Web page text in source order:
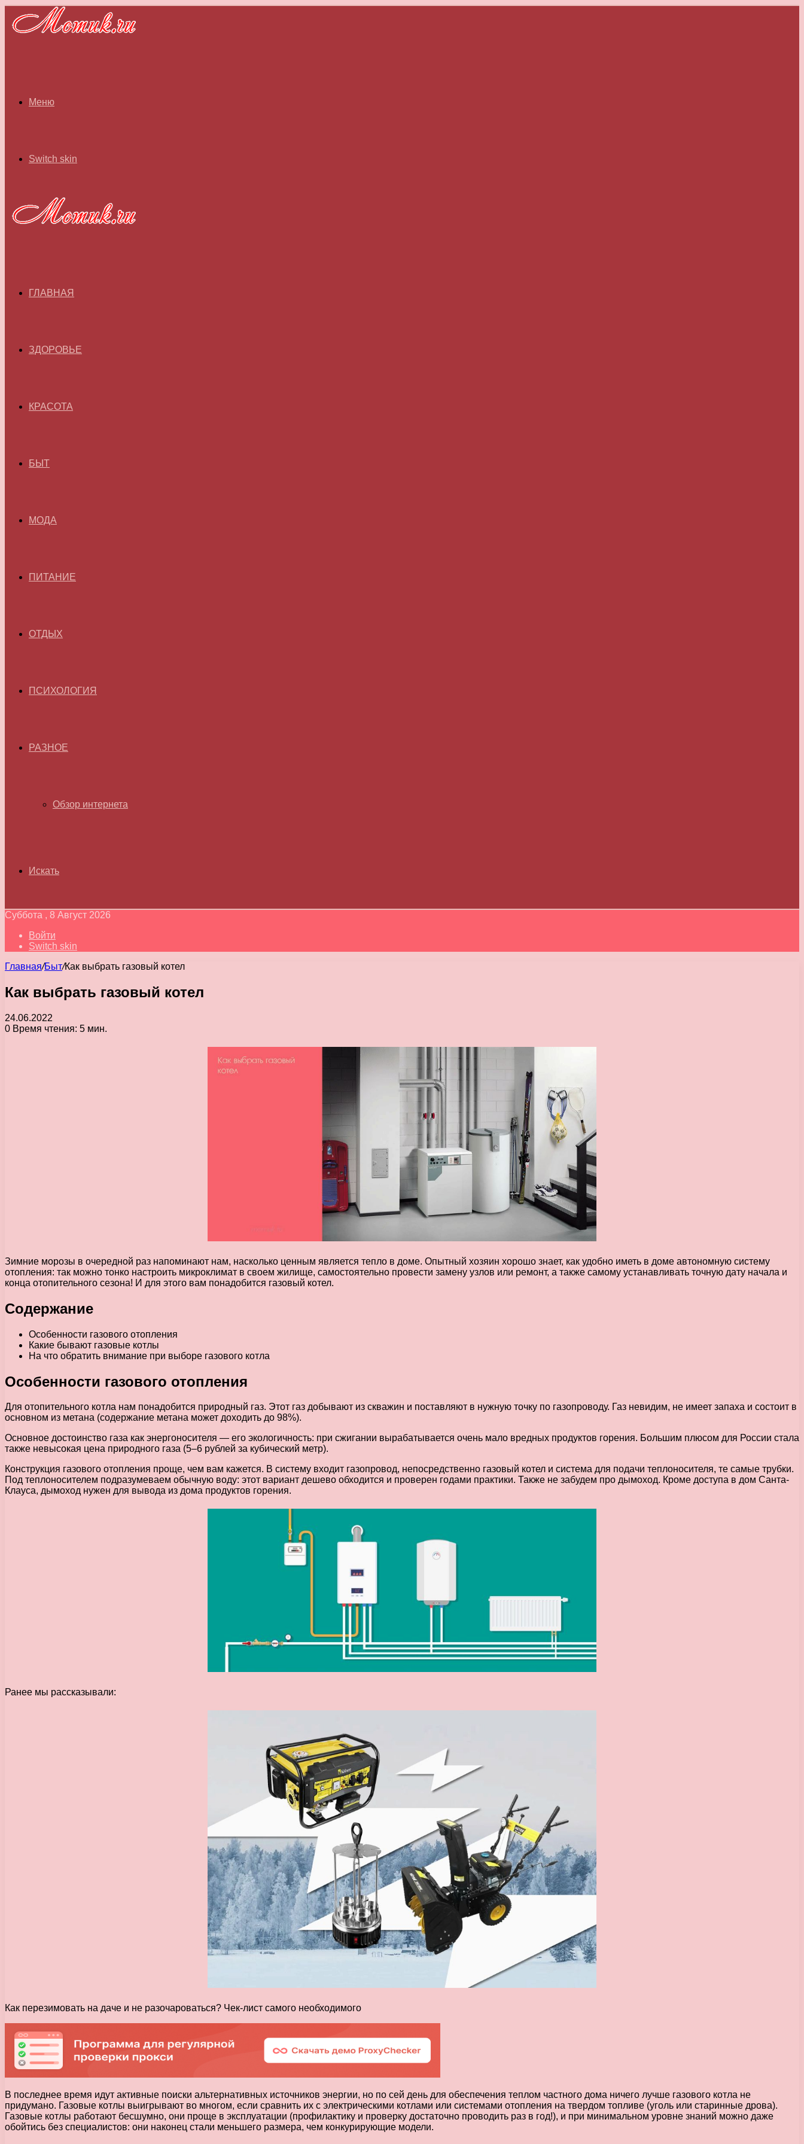
Меню
Switch skin
ГЛАВНАЯ
ЗДОРОВЬЕ
КРАСОТА
БЫТ
МОДА
ПИТАНИЕ
ОТДЫХ
ПСИХОЛОГИЯ
РАЗНОЕ
Обзор интернета
Искать
Суббота , 8 Август 2026
Войти
Switch skin
Главная/Быт/Как выбрать газовый котел
Как выбрать газовый котел
24.06.2022
0 Время чтения: 5 мин.
Зимние морозы в очередной раз напоминают нам, насколько ценным является тепло в доме. Опытный хозяин хорошо знает, как удобно иметь в доме автономную систему
отопления: так можно тонко настроить микроклимат в своем жилище, самостоятельно провести замену узлов или ремонт, а также самому устанавливать точную дату начала и
конца отопительного сезона! И для этого вам понадобится газовый котел.
Содержание
Особенности газового отопления
Какие бывают газовые котлы
На что обратить внимание при выборе газового котла
Особенности газового отопления
Для отопительного котла нам понадобится природный газ. Этот газ добывают из скважин и поставляют в нужную точку по газопроводу. Газ невидим, не имеет запаха и состоит в
основном из метана (содержание метана может доходить до 98%).
Основное достоинство газа как энергоносителя — его экологичность: при сжигании вырабатывается очень мало вредных продуктов горения. Большим плюсом для России стала
также невысокая цена природного газа (5–6 рублей за кубический метр).
Конструкция газового отопления проще, чем вам кажется. В систему входит газопровод, непосредственно газовый котел и система для подачи теплоносителя, те самые трубки.
Под теплоносителем подразумеваем обычную воду: этот вариант дешево обходится и проверен годами практики. Также не забудем про дымоход. Кроме доступа в дом Санта-
Клауса, дымоход нужен для вывода из дома продуктов горения.
Ранее мы рассказывали:
Как перезимовать на даче и не разочароваться? Чек-лист самого необходимого
В последнее время идут активные поиски альтернативных источников энергии, но по сей день для обеспечения теплом частного дома ничего лучше газового котла не
придумано. Газовые котлы выигрывают во многом, если сравнить их с электрическими котлами или системами отопления на твердом топливе (уголь или старинные дрова).
Газовые котлы работают бесшумно, они проще в эксплуатации (профилактику и проверку достаточно проводить раз в год!), и при минимальном уровне знаний можно даже
обойтись без специалистов: они наконец стали меньшего размера, чем конкурирующие модели.